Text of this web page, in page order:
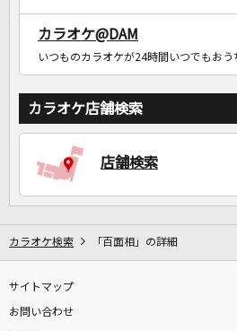
カラオケ@DAM
いつものカラオケが24時間いつでもおう
カラオケ店舗検索
店舗検索
カラオケ検索 「百面相」の詳細
サイトマップ
お問い合わせ